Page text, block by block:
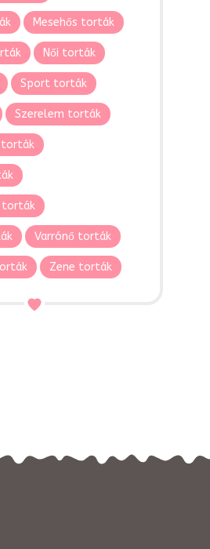
Mesehős torták
Női torták
Sport torták
Szerelem torták
torták
torták
Varrónő torták
Zene torták